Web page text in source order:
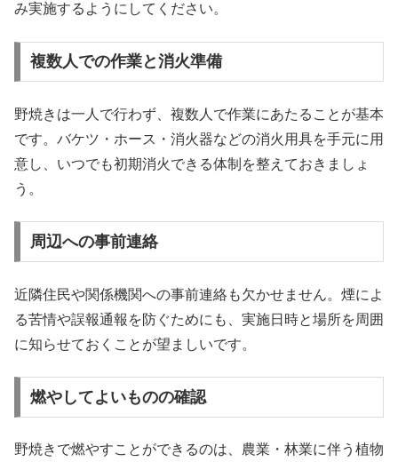
み実施するようにしてください。
複数人での作業と消火準備
野焼きは一人で行わず、複数人で作業にあたることが基本
です。バケツ・ホース・消火器などの消火用具を手元に用
意し、いつでも初期消火できる体制を整えておきましょ
う。
周辺への事前連絡
近隣住民や関係機関への事前連絡も欠かせません。煙によ
る苦情や誤報通報を防ぐためにも、実施日時と場所を周囲
に知らせておくことが望ましいです。
燃やしてよいものの確認
野焼きで燃やすことができるのは、農業・林業に伴う植物